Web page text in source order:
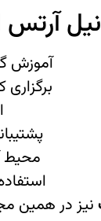
نیل
آموزش
محیط
نیز در همین